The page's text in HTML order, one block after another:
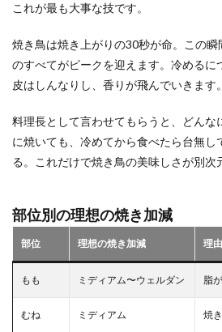
これが最も大事な技です。
焼き鳥は焼き上がりの30秒が命。この
のすべてがピークを迎えます。冷めるに
皮はしんなりし、香りが飛んでいきます。
料理長として言わせてもらうと、どんな
に焼いても、冷めてから食べたら台無し
る。これだけで焼き鳥の美味しさが別次
部位別の理想の焼き加減
部位 理想の焼き加減 理由
もも ミディアム〜ウェルダン 脂
むね ミディアム 焼